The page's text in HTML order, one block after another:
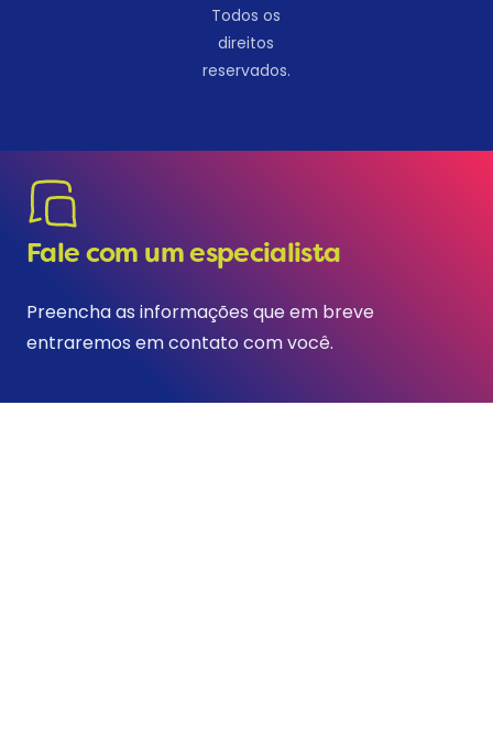
Todos os
direitos
reservados.
Fale com um especialista
Preencha as informações que em breve
entraremos em contato com você.